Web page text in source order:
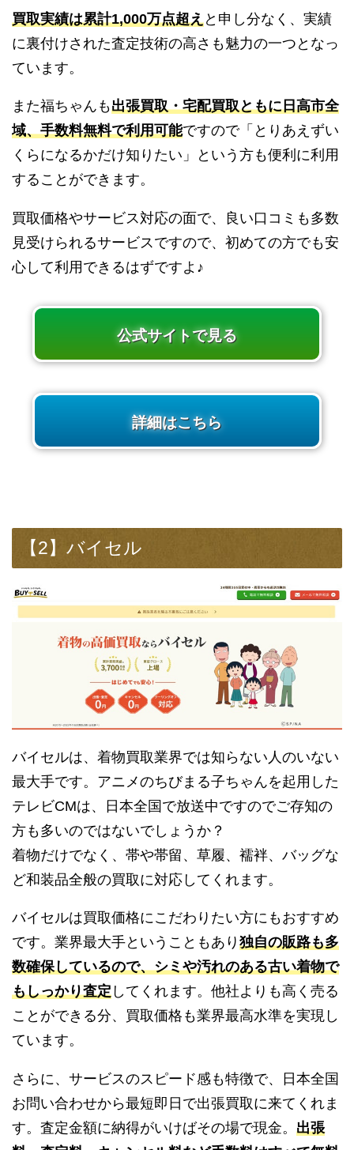
買取実績は累計1,000万点超えと申し分なく、実績
に裏付けされた査定技術の高さも魅力の一つとなっ
ています。
また福ちゃんも出張買取・宅配買取ともに日高市全
域、手数料無料で利用可能ですので「とりあえずい
くらになるかだけ知りたい」という方も便利に利用
することができます。
買取価格やサービス対応の面で、良い口コミも多数
見受けられるサービスですので、初めての方でも安
心して利用できるはずですよ♪
公式サイトで見る
詳細はこちら
【2】バイセル
バイセルは、着物買取業界では知らない人のいない
最大手です。アニメのちびまる子ちゃんを起用した
テレビCMは、日本全国で放送中ですのでご存知の
方も多いのではないでしょうか？
着物だけでなく、帯や帯留、草履、襦袢、バッグな
ど和装品全般の買取に対応してくれます。
バイセルは買取価格にこだわりたい方にもおすすめ
です。業界最大手ということもあり 独自の販路も多
数確保しているので、シミや汚れのある古い着物で
もしっかり査定 してくれます。他社よりも高く売る
ことができる分、買取価格も業界最高水準を実現し
ています。
さらに、サービスのスピード感も特徴で、日本全国
お問い合わせから最短即日で出張買取に来てくれま
す。査定金額に納得がいけばその場で現金。 出張